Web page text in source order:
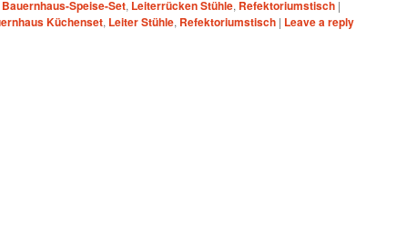
Bauernhaus-Speise-Set, Leiterrücken Stühle, Refektoriumstisch |
Küchenset, Leiter Stühle, Refektoriumstisch | Leave a reply